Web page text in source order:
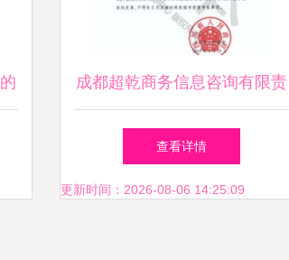
成都超乾商务信息咨询有限责
任公司 专业商务信息咨询服
务解析
查看详情
更新时间：2026-08-06 14:25:09